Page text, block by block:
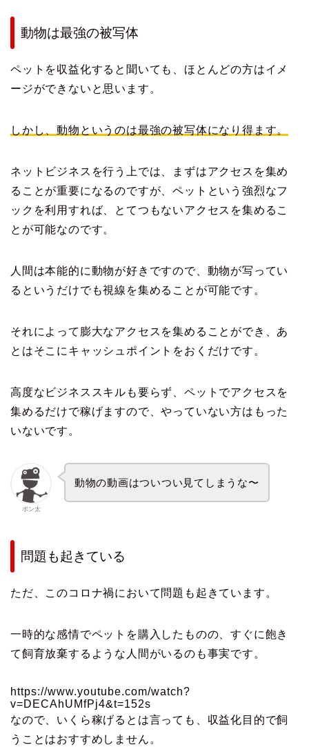
動物は最強の被写体
ペットを収益化すると聞いても、ほとんどの方はイメ
ージができないと思います。
しかし、動物というのは最強の被写体になり得ます。
ネットビジネスを行う上では、まずはアクセスを集め
ることが重要になるのですが、ペットという強烈なフ
ックを利用すれば、とてつもないアクセスを集めるこ
とが可能なのです。
人間は本能的に動物が好きですので、動物が写ってい
るというだけでも視線を集めることが可能です。
それによって膨大なアクセスを集めることができ、あ
とはそこにキャッシュポイントをおくだけです。
高度なビジネススキルも要らず、ペットでアクセスを
集めるだけで稼げますので、やっていない方はもった
いないです。
ポン太
動物の動画はついつい見てしまうな〜
問題も起きている
ただ、このコロナ禍において問題も起きています。
一時的な感情でペットを購入したものの、すぐに飽き
て飼育放棄するような人間がいるのも事実です。
https://www.youtube.com/watch?
v=DECAhUMfPj4&t=152s
なので、いくら稼げるとは言っても、収益化目的で飼
うことはおすすめしません。